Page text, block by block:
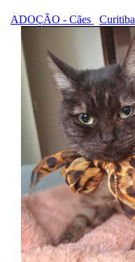
ADOÇÃO - Cães Curitiba